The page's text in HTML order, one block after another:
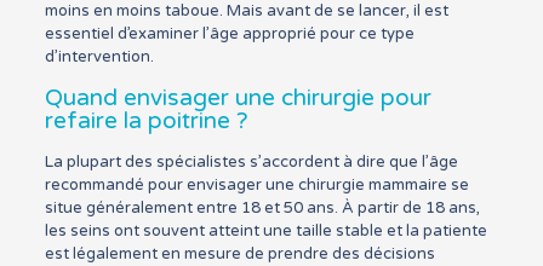
moins en moins taboue. Mais avant de se lancer, il est
essentiel d’examiner l’âge approprié pour ce type
d’intervention.
Quand envisager une chirurgie pour
refaire la poitrine ?
La plupart des spécialistes s’accordent à dire que l’âge
recommandé pour envisager une chirurgie mammaire se
situe généralement entre 18 et 50 ans. À partir de 18 ans,
les seins ont souvent atteint une taille stable et la patiente
est légalement en mesure de prendre des décisions